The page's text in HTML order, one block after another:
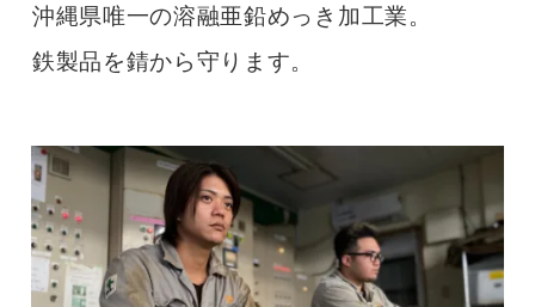
沖縄県唯一の溶融亜鉛めっき加工業。
鉄製品を錆から守ります。